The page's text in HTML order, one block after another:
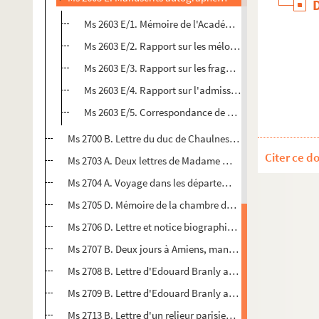
Ms 2603 E/1. Mémoire de l'Académie du
Ms 2603 E/2. Rapport sur les mélodies amiénoises de
Ms 2603 E/3. Rapport sur les fragments oratoires et
Ms 2603 E/4. Rapport sur l'admission à la société
Ms 2603 E/5. Correspondance de M. Berville Saint-
Ms 2700 B. Lettre du duc de Chaulnes adressée à M.
Ms 2703 A. Deux lettres de Madame Millevoye
Ms 2704 A. Voyage dans les départements de la Seine-
Ms 2705 D. Mémoire de la chambre de commerce
Ms 2706 D. Lettre et notice biographique de Félix Barrias
Ms 2707 B. Deux jours à Amiens, manuscrit de Pierre
Ms 2708 B. Lettre d'Edouard Branly adressée à Mme
Ms 2709 B. Lettre d'Edouard Branly adressée à Mme
Ms 2713 B. Lettre d'un relieur parisien concernant les six
Citer ce